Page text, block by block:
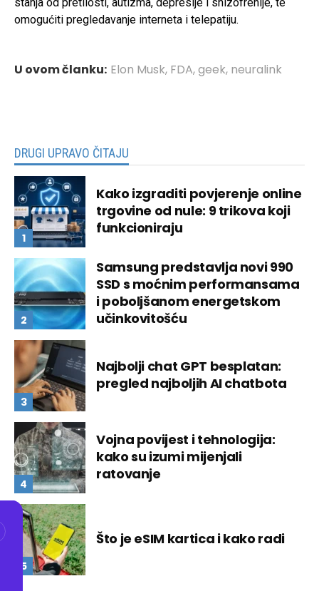
omogućiti pregledavanje interneta i telepatiju.
U ovom članku: Elon Musk, FDA,geek, neuralink
DRUGI UPRAVO ČITAJU
Kako izgraditi povjerenje online
trgovine od nule: 9 trikova koji
funkcioniraju
Samsung predstavlja novi 990
SSD s moćnim performansama
i poboljšanom energetskom
učinkovitošću
Najbolji chat GPT besplatan:
pregled najboljih AI chatbota
Vojna povijest i tehnologija:
kako su izumi mijenjali
ratovanje
Što je eSIM kartica i kako radi